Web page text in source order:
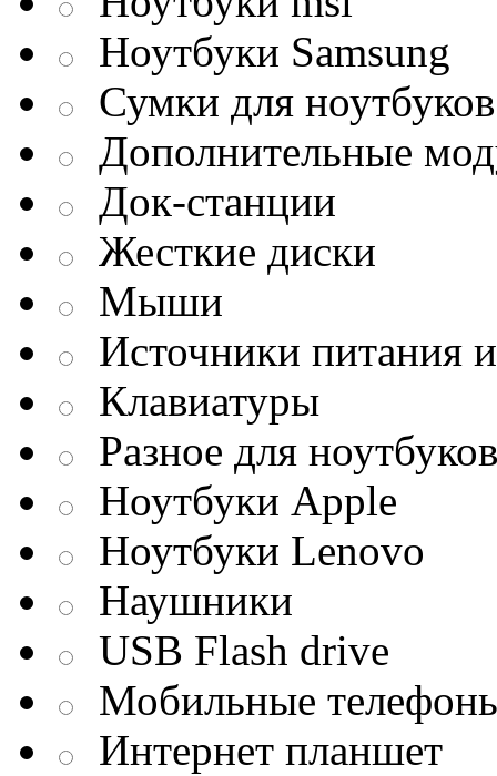
Ноутбуки Samsung
Сумки для ноутбуков
Дополнительные
Док-станции
Жесткие диски
Мыши
Источники питания
Клавиатуры
Разное для ноутбуков
Ноутбуки Apple
Ноутбуки Lenovo
Наушники
USB Flash drive
Мобильные
Интернет планшет